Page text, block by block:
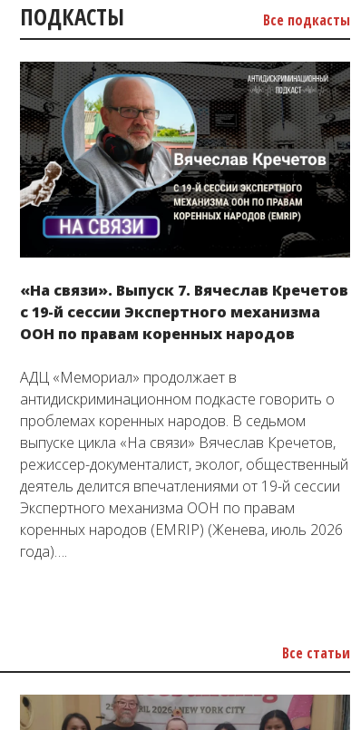
ПОДКАСТЫ Все подкасты
«На связи». Выпуск 7. Вячеслав Кречетов
с 19-й сессии Экспертного механизма
ООН по правам коренных народов
АДЦ «Мемориал» продолжает в
антидискриминационном подкасте говорить о
проблемах коренных народов. В седьмом
выпуске цикла «На связи» Вячеслав Кречетов,
режиссер-документалист, эколог, общественный
деятель делится впечатлениями от 19-й сессии
Экспертного механизма ООН по правам
коренных народов (EMRIP) (Женева, июль 2026
года)….
Все статьи